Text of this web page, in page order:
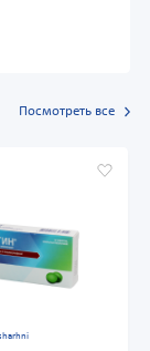
Посмотреть все